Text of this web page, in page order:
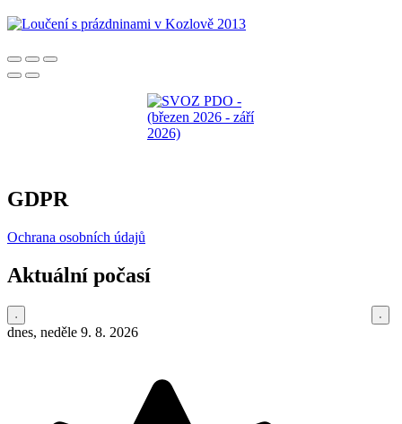
GDPR
Ochrana osobních údajů
Aktuální počasí
dnes, neděle 9. 8. 2026